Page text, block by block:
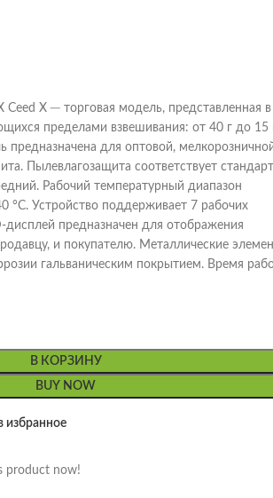
X ─ торговая модель, представленная в
пределами взвешивания: от 40 г до 15
предназначена для оптовой,
Пылевлагозащита соответствует
Рабочий температурный диапазон
°С. Устройство поддерживает 7 рабочих
предназначен для отображения
и покупателю. Металлические
гальваническим покрытием. Время
В КОРЗИНУ
BUY NOW
избранное
product now!